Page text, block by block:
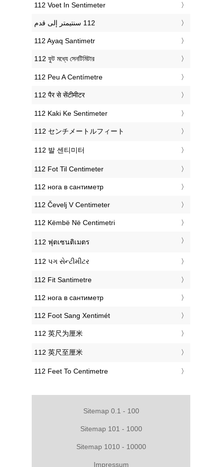
‎112 Voet In Sentimeter
‎112 Ayaq Santimetr
‎112 ফুট মধ্যে সেনটিমিটার
‎112 Peu A Centímetre
‎112 पैर से सेंटीमीटर
‎112 Kaki Ke Sentimeter
‎112 センチメートルフィート
‎112 발 센티미터
‎112 Fot Til Centimeter
‎112 нога в сантиметр
‎112 Čevelj V Centimeter
‎112 Këmbë Në Centimetri
‎112 ฟุตเซนติเมตร
‎112 પગ સેન્ટીમીટર
‎112 Fit Santimetre
‎112 нога в сантиметр
‎112 Foot Sang Xentimét
‎112 英尺为厘米
‎112 英尺至厘米
‎112 Feet To Centimetre
Sitemap 0.1 - 100
Sitemap 101 - 1000
Sitemap 1010 - 10000
Impressum